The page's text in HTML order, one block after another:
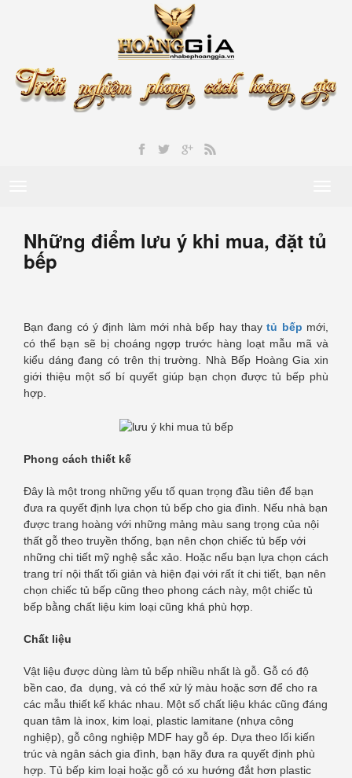
Những điểm lưu ý khi mua, đặt tủ
bếp
Bạn đang có ý định làm mới nhà bếp hay thaytủ bếp mới,
có thể bạn sẽ bị choáng ngợp trước hàng loạt mẫu mã và
kiểu dáng đang có trên thị trường. Nhà Bếp Hoàng Gia xin
giới thiệu một số bí quyết giúp bạn chọn được tủ bếp phù
hợp.
Phong cách thiết kế
Đây là một trong những yếu tố quan trọng đầu tiên để bạn
đưa ra quyết định lựa chọn tủ bếp cho gia đình. Nếu nhà bạn
được trang hoàng với những mảng màu sang trọng của nội
thất gỗ theo truyền thống, bạn nên chọn chiếc tủ bếp với
những chi tiết mỹ nghệ sắc xảo. Hoặc nếu bạn lựa chọn cách
trang trí nội thất tối giản và hiện đại với rất ít chi tiết, bạn nên
chọn chiếc tủ bếp cũng theo phong cách này, một chiếc tủ
bếp bằng chất liệu kim loại cũng khá phù hợp.
Chất liệu
Vật liệu được dùng làm tủ bếp nhiều nhất là gỗ. Gỗ có độ
bền cao, đa dụng, và có thể xử lý màu hoặc sơn để cho ra
các mẫu thiết kế khác nhau. Một số chất liệu khác cũng đáng
quan tâm là inox, kim loại, plastic lamitane (nhựa công
nghiệp), gỗ công nghiệp MDF hay gỗ ép. Dựa theo lối kiến
trúc và ngân sách gia đình, bạn hãy đưa ra quyết định phù
hợp. Tủ bếp kim loại hoặc gỗ có xu hướng đắt hơn plastic